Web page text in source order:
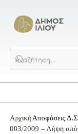
ΑρχικήΑποφάσεις
003/2009 – Λήψη